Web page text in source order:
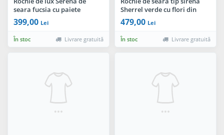
seara fucsia cu paiete
argintii si sclipici
399,00 Lei
În stoc Livrare gratuită
Sherrel verde cu flori din
paiete argintii
479,00 Lei
În stoc Livrare gratuită